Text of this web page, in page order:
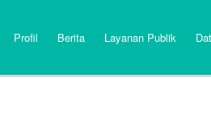
Profil Berita Layanan Publik